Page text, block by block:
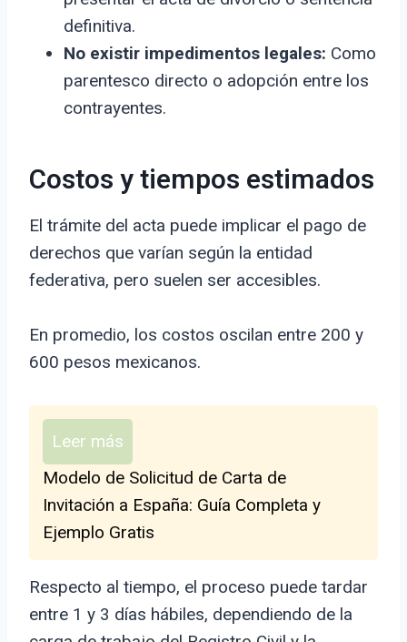
definitiva.
No existir impedimentos legales: Como
parentesco directo o adopción entre los
contrayentes.
Costos y tiempos estimados
El trámite del acta puede implicar el pago de
derechos que varían según la entidad
federativa, pero suelen ser accesibles.
En promedio, los costos oscilan entre 200 y
600 pesos mexicanos.
Leer más
Modelo de Solicitud de Carta de
Invitación a España: Guía Completa y
Ejemplo Gratis
Respecto al tiempo, el proceso puede tardar
entre 1 y 3 días hábiles, dependiendo de la